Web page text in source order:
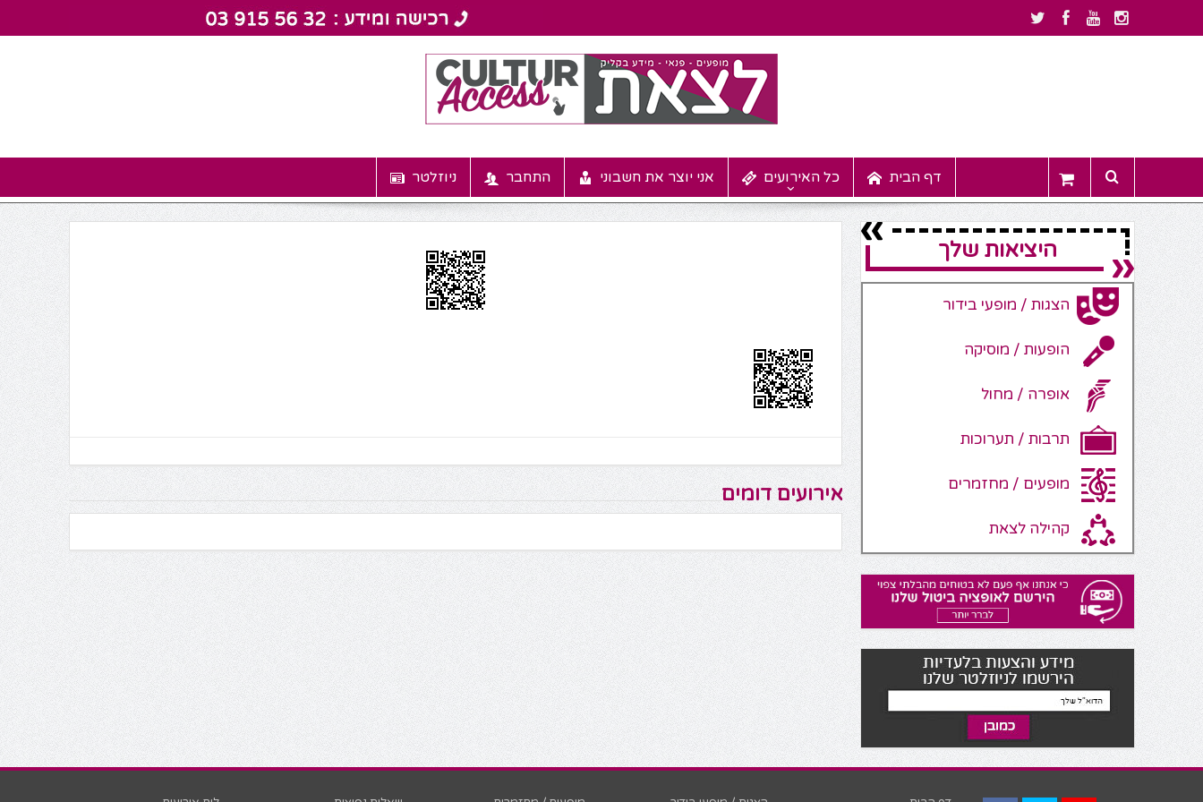
ניוזלטר התחבר אני יוצר את חשבוני כל האירועים דף הבית
אירועים דומים
היציאות שלך
הצגות / מופעי בידור
הופעות / מוסיקה
אופרה / מחול
תרבות / תערוכות
מופעים / מחזמרים
קהילה לצאת